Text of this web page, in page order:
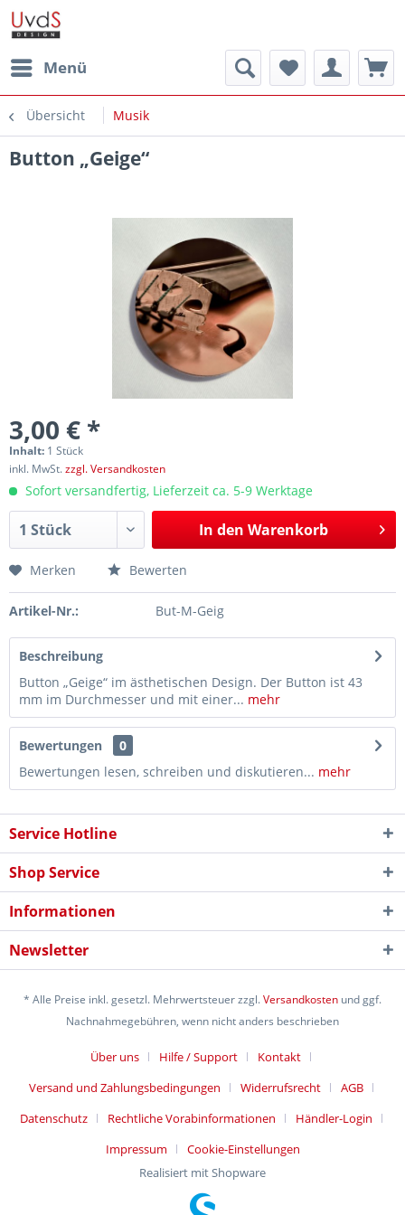
Menü
Übersicht Musik
Button „Geige“
3,00 € *
Inhalt: 1 Stück
inkl. MwSt.zzgl. Versandkosten
Sofort versandfertig, Lieferzeit ca. 5-9 Werktage
In den Warenkorb
Merken Bewerten
Artikel-Nr.: But-M-Geig
Beschreibung
Button „Geige“ im ästhetischen Design. Der Button ist 43
mm im Durchmesser und mit einer... mehr
Bewertungen
0
Bewertungen lesen, schreiben und diskutieren... mehr
Service Hotline
Shop Service
Informationen
Newsletter
* Alle Preise inkl. gesetzl. Mehrwertsteuer zzgl.Versandkosten und ggf.
Nachnahmegebühren, wenn nicht anders beschrieben
Über uns Hilfe / Support
Kontakt
Versand und Zahlungsbedingungen
Widerrufsrecht
AGB
Datenschutz
Rechtliche Vorabinformationen
Händler-Login
Impressum
Cookie-Einstellungen
Realisiert mit Shopware